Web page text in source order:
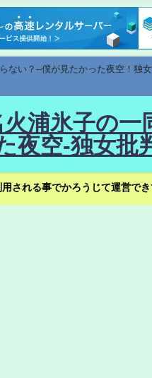
い？--僕が見たかった夜空！
浦氷子の
夜空-独女批
される事でかろうじて運営で